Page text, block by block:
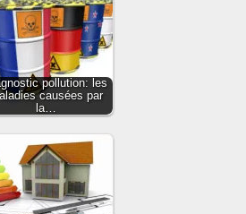
pollution: les
causées par
la…